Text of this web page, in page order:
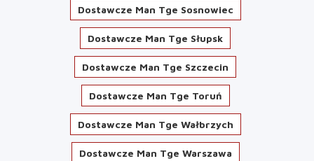
Dostawcze Man Tge Sosnowiec
Dostawcze Man Tge Słupsk
Dostawcze Man Tge Szczecin
Dostawcze Man Tge Toruń
Dostawcze Man Tge Wałbrzych
Dostawcze Man Tge Warszawa